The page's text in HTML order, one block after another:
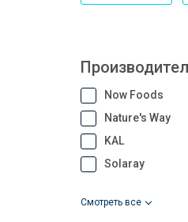
Now Foods
Nature's Way
KAL
Solaray
Смотреть все